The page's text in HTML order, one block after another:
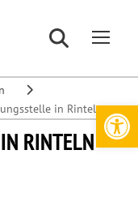
in Rinteln
RINTELN
Werkzeugleiste öffnen